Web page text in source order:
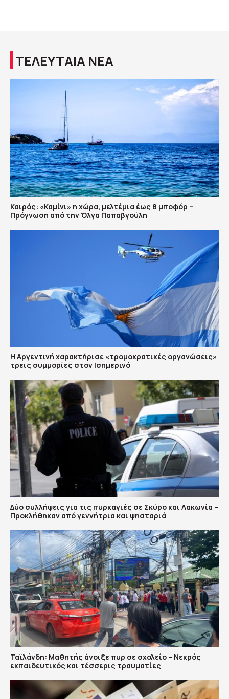
ΤΕΛΕΥΤΑΙΑ ΝΕΑ
Καιρός: «Καμίνι» η χώρα, μελτέμια έως 8 μποφόρ –
Πρόγνωση από την Όλγα Παπαβγούλη
Η Αργεντινή χαρακτήρισε «τρομοκρατικές οργανώσεις»
τρεις συμμορίες στον Ισημερινό
Δύο συλλήψεις για τις πυρκαγιές σε Σκύρο και Λακωνία –
Προκλήθηκαν από γεννήτρια και ψησταριά
Ταϊλάνδη: Μαθητής άνοιξε πυρ σε σχολείο – Νεκρός
εκπαιδευτικός και τέσσερις τραυματίες